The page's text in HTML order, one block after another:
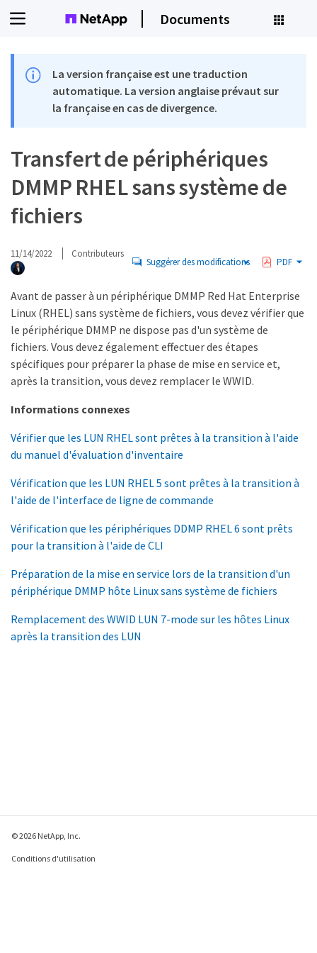
Documents
La version française est une traduction
automatique. La version anglaise prévaut sur
la française en cas de divergence.
Transfert de périphériques
DMMP RHEL sans système de
fichiers
11/14/2022 Contributeurs
Suggérer des modifications PDF
Avant de passer à un périphérique DMMP Red Hat Enterprise
Linux (RHEL) sans système de fichiers, vous devez vérifier que
le périphérique DMMP ne dispose pas d'un système de
fichiers. Vous devez également effectuer des étapes
spécifiques pour préparer la phase de mise en service et,
après la transition, vous devez remplacer le WWID.
Informations connexes
Vérifier que les LUN RHEL sont prêtes à la transition à l'aide
du manuel d'évaluation d'inventaire
Vérification que les LUN RHEL 5 sont prêtes à la transition à
l'aide de l'interface de ligne de commande
Vérification que les périphériques DDMP RHEL 6 sont prêts
pour la transition à l'aide de CLI
Préparation de la mise en service lors de la transition d'un
périphérique DMMP hôte Linux sans système de fichiers
Remplacement des WWID LUN 7-mode sur les hôtes Linux
après la transition des LUN
© 2026 NetApp, Inc.
Conditions d'utilisation